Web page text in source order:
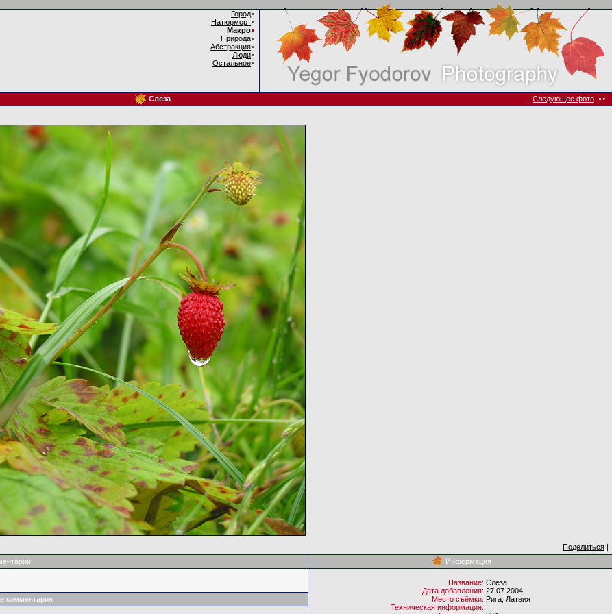
Город
Натюрморт
Макро
Природа
Абстракция
Люди
Остальное
Слеза Следующее фото
Поделиться |
Информация
комментария
Название: Слеза
Дата добавления: 27.07.2004.
Место съёмки: Рига, Латвия
Техническая информация: